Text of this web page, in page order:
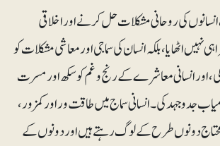
کی روحانی مشکلات حل کرنے اور اخلاقی
نہیں اٹھایا، بلکہ انسان کی سماجی اور معاشی مشکلات کو
اور انسانی معاشرے کے رنج و غم کو سکھ اور مسرت
جدوجہد کی۔ انسانی سماج میں طاقت ور اور کمزور ،
محتاج دونوں طرح کے لوگ رہتے ہیں اور دونوں کے